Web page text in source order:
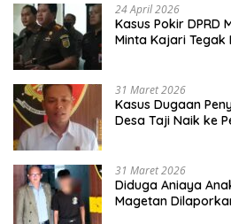
24 April 2026
Kasus Pokir DPRD
Minta Kajari Tegak
31 Maret 2026
Kasus Dugaan
Desa Taji Naik ke
31 Maret 2026
Diduga Aniaya
Magetan